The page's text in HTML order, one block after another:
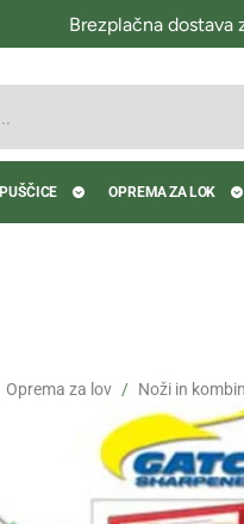
Brezplačna dostava
PUŠČICE OPREMA ZA LOK
Oprema za lov Noži in